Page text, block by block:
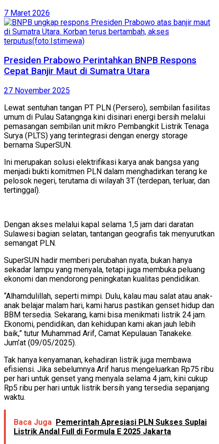
7 Maret 2026
Presiden Prabowo Perintahkan BNPB Respons
Cepat Banjir Maut di Sumatra Utara
27 November 2025
Lewat sentuhan tangan PT PLN (Persero), sembilan fasilitas
umum di Pulau Satangnga kini disinari energi bersih melalui
pemasangan sembilan unit mikro Pembangkit Listrik Tenaga
Surya (PLTS) yang terintegrasi dengan energy storage
bernama SuperSUN.
Ini merupakan solusi elektrifikasi karya anak bangsa yang
menjadi bukti komitmen PLN dalam menghadirkan terang ke
pelosok negeri, terutama di wilayah 3T (terdepan, terluar, dan
tertinggal).
Dengan akses melalui kapal selama 1,5 jam dari daratan
Sulawesi bagian selatan, tantangan geografis tak menyurutkan
semangat PLN.
SuperSUN hadir memberi perubahan nyata, bukan hanya
sekadar lampu yang menyala, tetapi juga membuka peluang
ekonomi dan mendorong peningkatan kualitas pendidikan.
“Alhamdulillah, seperti mimpi. Dulu, kalau mau salat atau anak-
anak belajar malam hari, kami harus pastikan genset hidup dan
BBM tersedia. Sekarang, kami bisa menikmati listrik 24 jam.
Ekonomi, pendidikan, dan kehidupan kami akan jauh lebih
baik,” tutur Muhammad Arif, Camat Kepulauan Tanakeke.
Jum’at (09/05/2025).
Tak hanya kenyamanan, kehadiran listrik juga membawa
efisiensi. Jika sebelumnya Arif harus mengeluarkan Rp75 ribu
per hari untuk genset yang menyala selama 4 jam, kini cukup
Rp5 ribu per hari untuk listrik bersih yang tersedia sepanjang
waktu.
Baca Juga Pemerintah Apresiasi PLN Sukses Suplai
Listrik Andal Full di Formula E 2025 Jakarta